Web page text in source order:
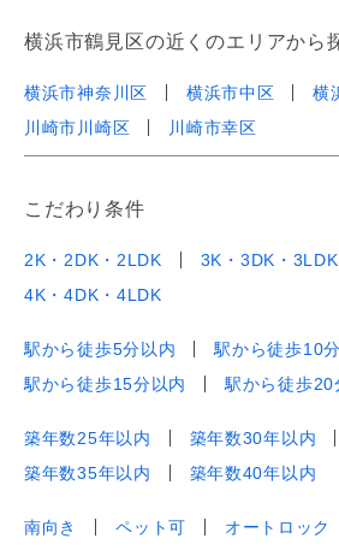
横浜市鶴見区の近くのエリアから
横浜市神奈川区 横浜市中区
横
川崎市川崎区
川崎市幸区
こだわり条件
2K・2DK・2LDK
3K・3DK・3LDK
4K・4DK・4LDK
駅から徒歩5分以内
駅から徒歩10
駅から徒歩15分以内
駅から徒歩20
築年数25年以内
築年数30年以内
築年数35年以内
築年数40年以内
南向き ペット可
オートロック